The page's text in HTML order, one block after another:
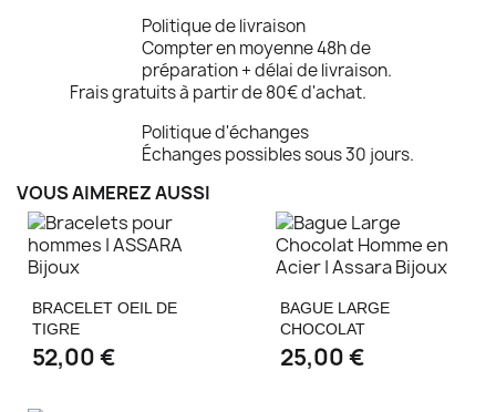
Politique de livraison
Compter en moyenne 48h de
préparation + délai de livraison.
Frais gratuits à partir de 80€ d'achat.
Politique d'échanges
Échanges possibles sous 30 jours.
VOUS AIMEREZ AUSSI
BRACELET OEIL DE
TIGRE
52,00 €
BAGUE LARGE
CHOCOLAT
25,00 €